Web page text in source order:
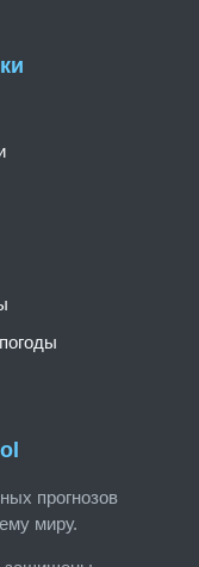
прогнозов
миру.